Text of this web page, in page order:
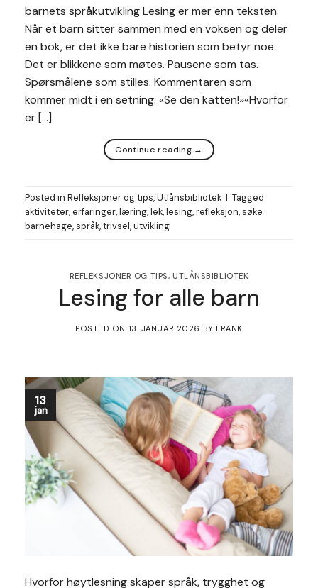
barnets språkutvikling Lesing er mer enn teksten.
Når et barn sitter sammen med en voksen og deler
en bok, er det ikke bare historien som betyr noe.
Det er blikkene som møtes. Pausene som tas.
Spørsmålene som stilles. Kommentaren som
kommer midt i en setning. «Se den katten!»«Hvorfor
er […]
Continue reading →
Posted in Refleksjoner og tips,Utlånsbibliotek | Tagged
aktiviteter,erfaringer,læring,lek,lesing,refleksjon,søke
barnehage,språk,trivsel,utvikling
REFLEKSJONER OG TIPS, UTLÅNSBIBLIOTEK
Lesing for alle barn
POSTED ON 13. JANUAR 2026 BY FRANK
13
jan
Hvorfor høytlesning skaper språk, trygghet og